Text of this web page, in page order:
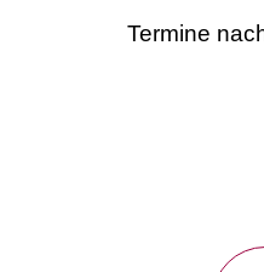
Termine